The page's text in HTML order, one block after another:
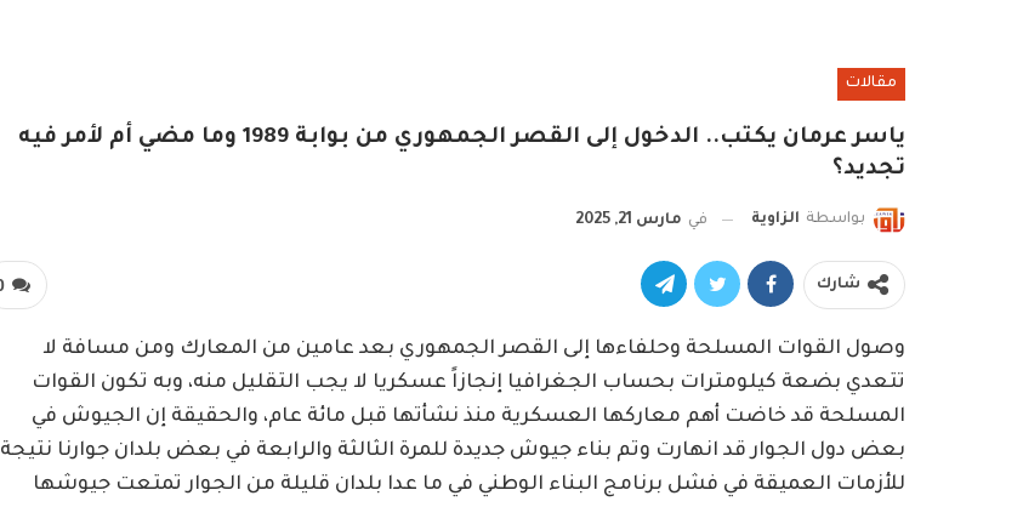
مقالات
ياسر عرمان يكتب.. الدخول إلى القصر الجمهوري من بوابة 1989 وما مضي أم لأمر فيه
تجديد؟
بواسطة الزاوية في مارس 21, 2025
شارك
وصول القوات المسلحة وحلفاءها إلى القصر الجمهوري بعد عامين من المعارك ومن مسافة لا
تتعدي بضعة كيلومترات بحساب الجغرافيا إنجازاً عسكريا لا يجب التقليل منه، وبه تكون القوات
المسلحة قد خاضت أهم معاركها العسكرية منذ نشأتها قبل مائة عام، والحقيقة إن الجيوش في
بعض دول الجوار قد انهارت وتم بناء جيوش جديدة للمرة الثالثة والرابعة في بعض بلدان جوارنا نتيجة
للأزمات العميقة في فشل برنامج البناء الوطني في ما عدا بلدان قليلة من الجوار تمتعت جيوشها